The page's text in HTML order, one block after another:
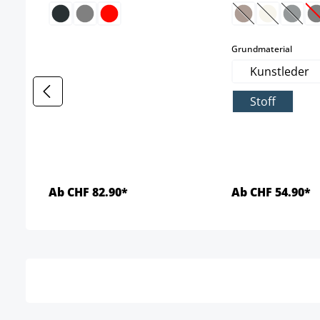
Ab CHF 82.90*
(Diese Option
(Diese
Grundmaterial
Kunstleder
Stoff
Ab CHF 54.90*